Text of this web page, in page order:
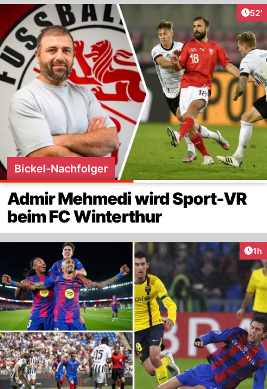
52'
Bickel-Nachfolger
Admir Mehmedi wird Sport-VR
beim FC Winterthur
1h